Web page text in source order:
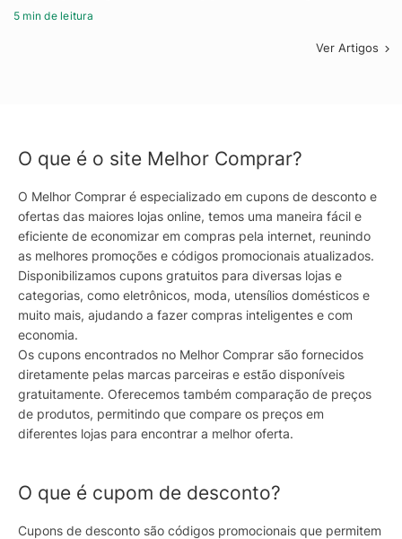
5 min de leitura
Ver Artigos
O que é o site Melhor Comprar?
O Melhor Comprar é especializado em cupons de desconto e
ofertas das maiores lojas online, temos uma maneira fácil e
eficiente de economizar em compras pela internet, reunindo
as melhores promoções e códigos promocionais atualizados.
Disponibilizamos cupons gratuitos para diversas lojas e
categorias, como eletrônicos, moda, utensílios domésticos e
muito mais, ajudando a fazer compras inteligentes e com
economia.
Os cupons encontrados no Melhor Comprar são fornecidos
diretamente pelas marcas parceiras e estão disponíveis
gratuitamente. Oferecemos também comparação de preços
de produtos, permitindo que compare os preços em
diferentes lojas para encontrar a melhor oferta.
O que é cupom de desconto?
Cupons de desconto são códigos promocionais que permitem